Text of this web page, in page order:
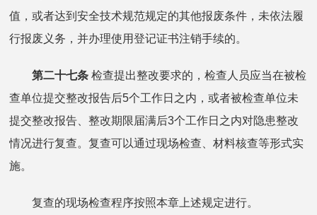
值，或者达到安全技术规范规定的其他报废条件，未依法履
行报废义务，并办理使用登记证书注销手续的。
第二十七条 检查提出整改要求的，检查人员应当在被检
查单位提交整改报告后5个工作日之内，或者被检查单位未
提交整改报告、整改期限届满后3个工作日之内对隐患整改
情况进行复查。复查可以通过现场检查、材料核查等形式实
施。
复查的现场检查程序按照本章上述规定进行。